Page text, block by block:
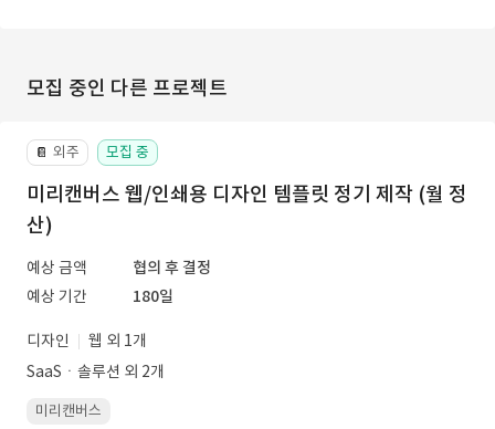
모집 중인 다른 프로젝트
📔 외주 모집 중
미리캔버스 웹/인쇄용 디자인 템플릿 정기 제작 (월 정
산)
예상 금액
협의 후 결정
예상 기간
180일
디자인
웹 외 1개
SaaSㆍ솔루션 외 2개
미리캔버스